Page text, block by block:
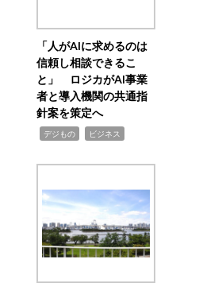
「人がAIに求めるのは
信頼し相談できるこ
と」 ロジカがAI事業
者と導入機関の共通指
針案を策定へ
デジもの ビジネス